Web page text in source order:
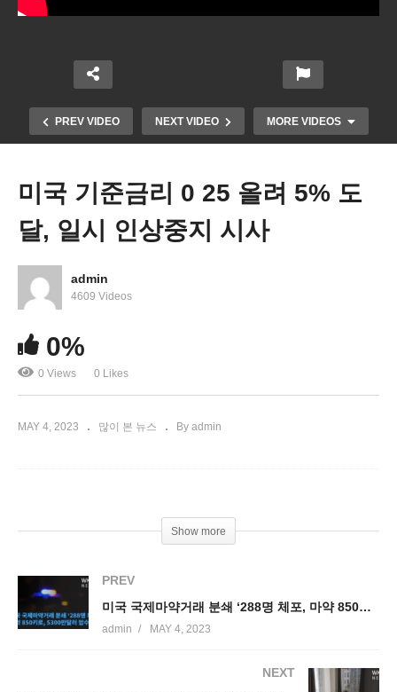
PREV VIDEO NEXT VIDEO MORE VIDEOS
졸 VS 고졸 임금격차 벌어져’
미국 기준금리 0 25 올려 5% 도
달, 일시 인상중지 시사
admin
4609 Videos
0%
0 Views 0 Likes
MAY 4, 2023 많이 본 뉴스 By admin
Show more
PREV
미국 국제마약거래 분쇄 ‘288명 체포, 마약 850키로, 5300만달러 압수’
admin MAY 4, 2023
NEXT